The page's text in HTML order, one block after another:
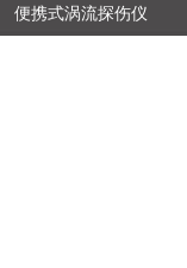
便携式涡流探伤仪